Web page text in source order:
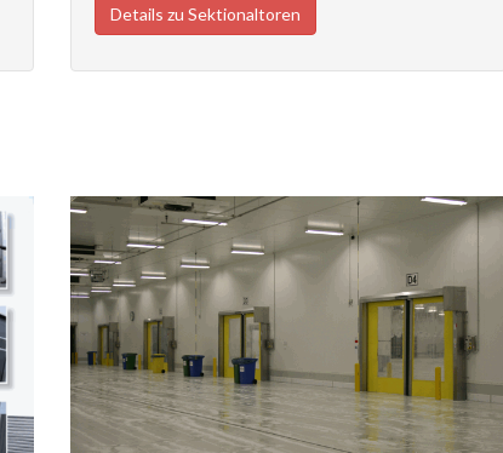
Details zu Sektionaltoren